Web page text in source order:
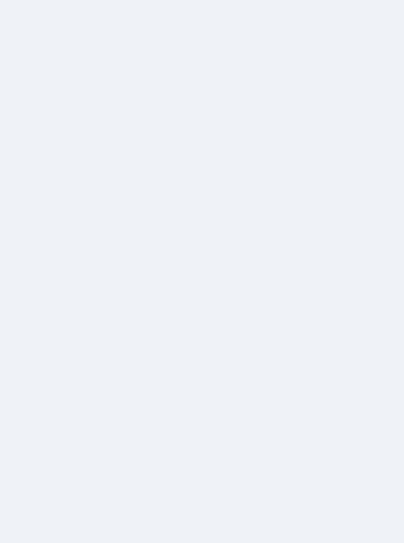
【海外ツアー完全ガイド】ア
新春スペシャルセール完全ガ
ブルーベリーを毎日食べた
バナナを毎日食べたらどうな
かいまき（掻巻き）超完全ガ
【最新版】掛け布団の選び方“
【アシストステッパー】ハン
【2026年最新保存版】エアト